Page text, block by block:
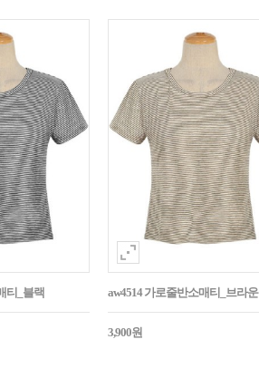
티_블랙 aw4514 가로줄반소매티_브라운
3,900원